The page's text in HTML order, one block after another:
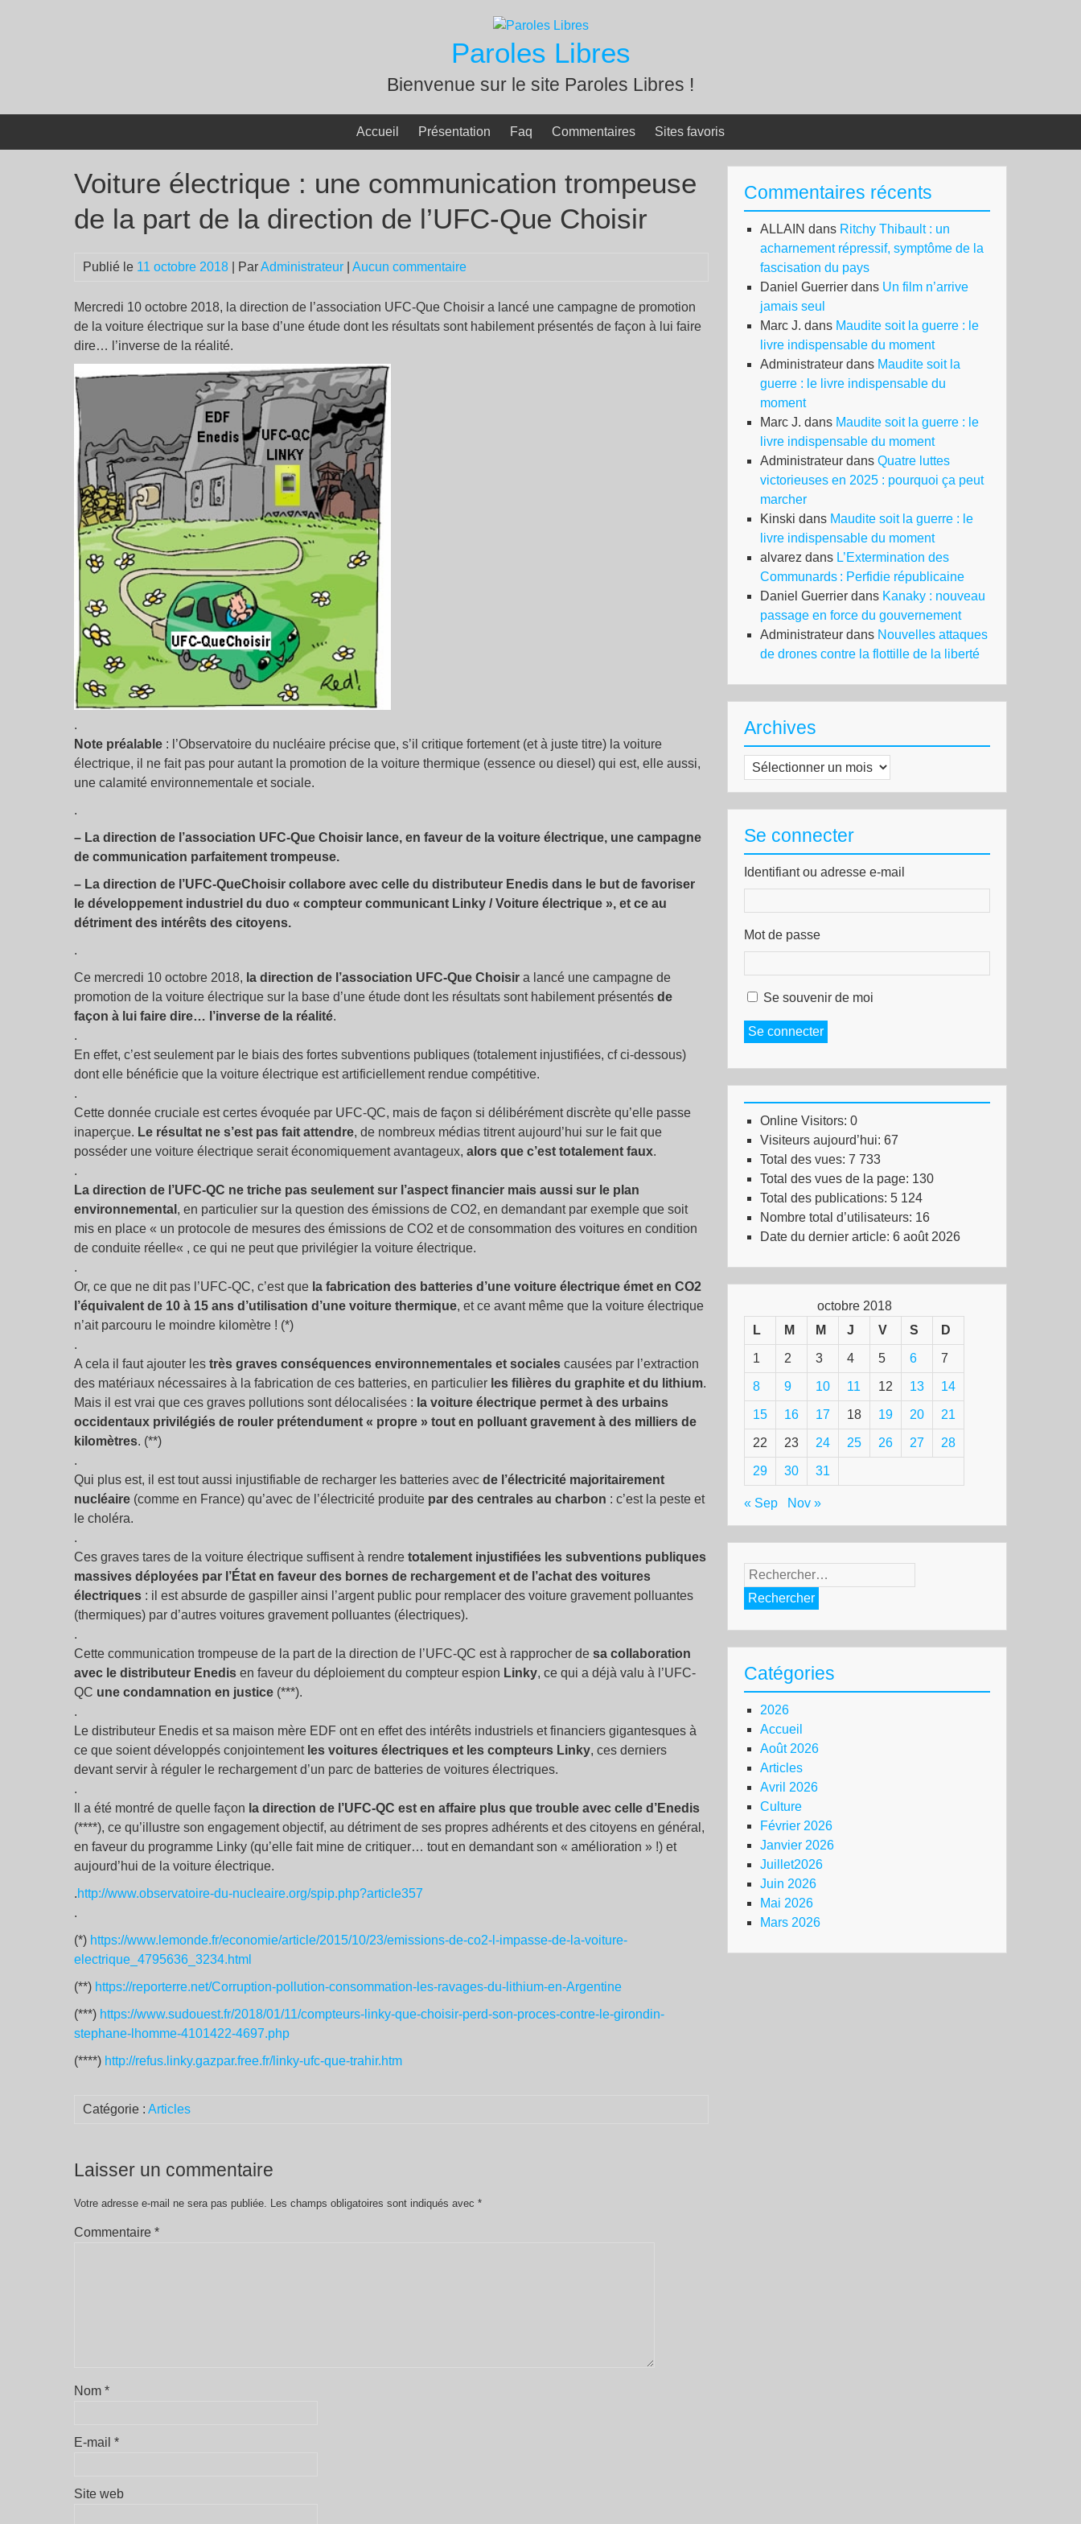
Paroles Libres
Bienvenue sur le site Paroles Libres !
Accueil Présentation Faq Commentaires Sites favoris
Voiture électrique : une communication trompeuse
de la part de la direction de l’UFC-Que Choisir
Publié le 11 octobre 2018 | ParAdministrateur Aucun commentaire
Mercredi 10 octobre 2018, la direction de l’association UFC-Que Choisir a lancé une campagne de promotion
de la voiture électrique sur la base d’une étude dont les résultats sont habilement présentés de façon à lui faire
dire… l’inverse de la réalité.
.
Note préalable : l’Observatoire du nucléaire précise que, s’il critique fortement (et à juste titre) la voiture
électrique, il ne fait pas pour autant la promotion de la voiture thermique (essence ou diesel) qui est, elle aussi,
une calamité environnementale et sociale.
.
– La direction de l’association UFC-Que Choisir lance, en faveur de la voiture électrique, une campagne
de communication parfaitement trompeuse.
– La direction de l’UFC-QueChoisir collabore avec celle du distributeur Enedis dans le but de favoriser
le développement industriel du duo « compteur communicant Linky / Voiture électrique », et ce au
détriment des intérêts des citoyens.
.
Ce mercredi 10 octobre 2018, la direction de l’association UFC-Que Choisir a lancé une campagne de
promotion de la voiture électrique sur la base d’une étude dont les résultats sont habilement présentés de
façon à lui faire dire… l’inverse de la réalité.
.
En effet, c’est seulement par le biais des fortes subventions publiques (totalement injustifiées, cf ci-dessous)
dont elle bénéficie que la voiture électrique est artificiellement rendue compétitive.
.
Cette donnée cruciale est certes évoquée par UFC-QC, mais de façon si délibérément discrète qu’elle passe
inaperçue. Le résultat ne s’est pas fait attendre, de nombreux médias titrent aujourd’hui sur le fait que
posséder une voiture électrique serait économiquement avantageux, alors que c’est totalement faux.
.
La direction de l’UFC-QC ne triche pas seulement sur l’aspect financier mais aussi sur le plan
environnemental , en particulier sur la question des émissions de CO2, en demandant par exemple que soit
mis en place « un protocole de mesures des émissions de CO2 et de consommation des voitures en condition
de conduite réelle« , ce qui ne peut que privilégier la voiture électrique.
.
Or, ce que ne dit pas l’UFC-QC, c’est que la fabrication des batteries d’une voiture électrique émet en CO2
l’équivalent de 10 à 15 ans d’utilisation d’une voiture thermique, et ce avant même que la voiture électrique
n’ait parcouru le moindre kilomètre ! (*)
.
A cela il faut ajouter les très graves conséquences environnementales et sociales causées par l’extraction
des matériaux nécessaires à la fabrication de ces batteries, en particulier les filières du graphite et du lithium.
Mais il est vrai que ces graves pollutions sont délocalisées : la voiture électrique permet à des urbains
occidentaux privilégiés de rouler prétendument « propre » tout en polluant gravement à des milliers de
kilomètres. (**)
.
Qui plus est, il est tout aussi injustifiable de recharger les batteries avec de l’électricité majoritairement
nucléaire (comme en France) qu’avec de l’électricité produite par des centrales au charbon : c’est la peste et
le choléra.
.
Ces graves tares de la voiture électrique suffisent à rendre totalement injustifiées les subventions publiques
massives déployées par l’État en faveur des bornes de rechargement et de l’achat des voitures
électriques : il est absurde de gaspiller ainsi l’argent public pour remplacer des voiture gravement polluantes
(thermiques) par d’autres voitures gravement polluantes (électriques).
.
Cette communication trompeuse de la part de la direction de l’UFC-QC est à rapprocher de sa collaboration
avec le distributeur Enedis en faveur du déploiement du compteur espion Linky, ce qui a déjà valu à l’UFC-
QC une condamnation en justice (***).
.
Le distributeur Enedis et sa maison mère EDF ont en effet des intérêts industriels et financiers gigantesques à
ce que soient développés conjointement les voitures électriques et les compteurs Linky, ces derniers
devant servir à réguler le rechargement d’un parc de batteries de voitures électriques.
.
Il a été montré de quelle façon la direction de l’UFC-QC est en affaire plus que trouble avec celle d’Enedis
(****), ce qu’illustre son engagement objectif, au détriment de ses propres adhérents et des citoyens en général,
en faveur du programme Linky (qu’elle fait mine de critiquer… tout en demandant son « amélioration » !) et
aujourd’hui de la voiture électrique.
.http://www.observatoire-du-nucleaire.org/spip.php?article357
.
(*) https://www.lemonde.fr/economie/article/2015/10/23/emissions-de-co2-l-impasse-de-la-voiture-
electrique_4795636_3234.html
(**) https://reporterre.net/Corruption-pollution-consommation-les-ravages-du-lithium-en-Argentine
(***) https://www.sudouest.fr/2018/01/11/compteurs-linky-que-choisir-perd-son-proces-contre-le-girondin-
stephane-lhomme-4101422-4697.php
(****) http://refus.linky.gazpar.free.fr/linky-ufc-que-trahir.htm
Catégorie : Articles
Laisser un commentaire
Votre adresse e-mail ne sera pas publiée. Les champs obligatoires sont indiqués avec *
Commentaire *
Nom *
E-mail *
Site web
Commentaires récents
ALLAIN dans Ritchy Thibault : un
acharnement répressif, symptôme de la
fascisation du pays
Daniel Guerrier dans Un film n’arrive
jamais seul
Marc J. dans Maudite soit la guerre : le
livre indispensable du moment
Administrateur dans Maudite soit la
guerre : le livre indispensable du
moment
Marc J. dans Maudite soit la guerre : le
livre indispensable du moment
Administrateur dans Quatre luttes
victorieuses en 2025 : pourquoi ça peut
marcher
Kinski dans Maudite soit la guerre : le
livre indispensable du moment
alvarez dans L’Extermination des
Communards : Perfidie républicaine
Daniel Guerrier dans Kanaky : nouveau
passage en force du gouvernement
Administrateur dans Nouvelles attaques
de drones contre la flottille de la liberté
Archives
Archives
Se connecter
Identifiant ou adresse e-mail
Mot de passe
Se souvenir de moi
Se connecter
Online Visitors: 0
Visiteurs aujourd’hui: 67
Total des vues: 7 733
Total des vues de la page: 130
Total des publications: 5 124
Nombre total d’utilisateurs: 16
Date du dernier article: 6 août 2026
octobre 2018
L
M M J V S D
1 2 3 4 5 6 7
8 9 10 11 12 13 14
15 16 17 18 19 20 21
22 23 24 25 26 27 28
29 30 31
« Sep Nov »
Rechercher :
Catégories
2026
Accueil
Août 2026
Articles
Avril 2026
Culture
Février 2026
Janvier 2026
Juillet2026
Juin 2026
Mai 2026
Mars 2026